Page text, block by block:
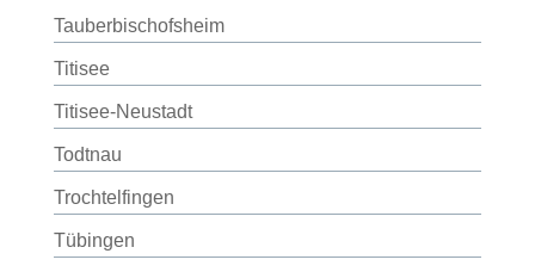
Tauberbischofsheim
Titisee
Titisee-Neustadt
Todtnau
Trochtelfingen
Tübingen